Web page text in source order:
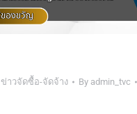
ข่าวจัดซื้อ-จัดจ้าง By admin_tvc